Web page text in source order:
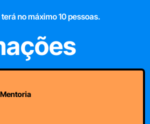
no máximo 10 pessoas.